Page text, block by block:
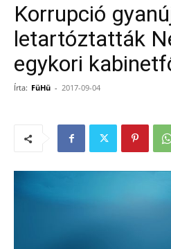
Korrupció
letartóztatták
egykori
Írta: FüHü - 2017-09-04